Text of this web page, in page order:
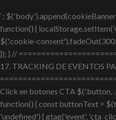
`;
function() {
$('.cookie-
}); } //
17. TRACKING DE EVENTOS
Click en botones CTA
function() { const buttonText =
'undefined') { gtag('event',